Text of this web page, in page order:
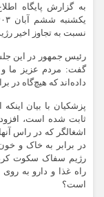
به گزارش پایگاه
نسبت به تجاوز اخیر
رئیس جمهور در این
داده‌اند که هیچ‌گاه در
پزشکیان با بیان
ثابت شده است،
اشغالگر که در راس
در برابر به خاک و
رژیم سفاک سکوت
راه غذا و دارو به
است؟